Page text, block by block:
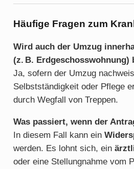
Häufige Fragen zum
Wird auch der Umzug
(z. B. Erdgeschosswohnung)
Ja, sofern der Umzug
Selbstständigkeit oder Pflege
durch Wegfall von Treppen.
Was passiert, wenn der
In diesem Fall kann ein
werden. Es lohnt sich, ein
oder eine Stellungnahme vom